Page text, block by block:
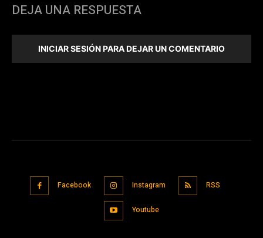
DEJA UNA RESPUESTA
INICIAR SESIÓN PARA DEJAR UN COMENTARIO
Facebook Instagram RSS
Youtube